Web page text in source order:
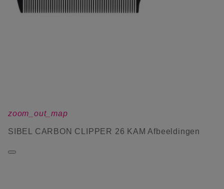
zoom_out_map
SIBEL CARBON CLIPPER 26 KAM Afbeeldingen